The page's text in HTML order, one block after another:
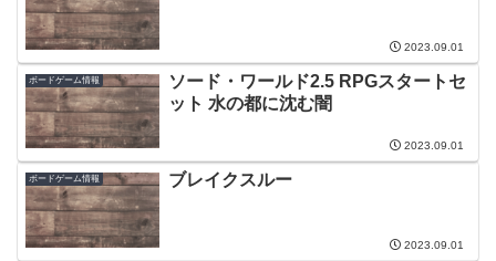
2023.09.01
ボードゲーム情報
ソード・ワールド2.5 RPGスタートセ
ット 水の都に沈む闇
2023.09.01
ボードゲーム情報 ブレイクスルー
2023.09.01